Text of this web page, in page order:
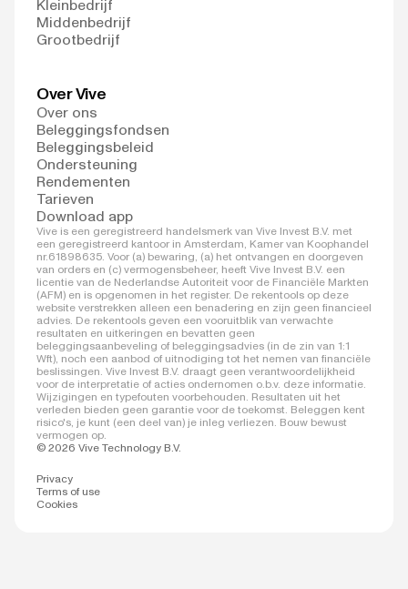
Kleinbedrijf
Middenbedrijf
Grootbedrijf
Over Vive
Over ons
Beleggingsfondsen
Beleggingsbeleid
Ondersteuning
Rendementen
Tarieven
Download app
Vive is een geregistreerd handelsmerk van Vive Invest B.V. met
een geregistreerd kantoor in Amsterdam, Kamer van Koophandel
nr.61898635. Voor (a) bewaring, (a) het ontvangen en doorgeven
van orders en (c) vermogensbeheer, heeft Vive Invest B.V. een
licentie van de Nederlandse Autoriteit voor de Financiële Markten
(AFM) en is opgenomen in het register. De rekentools op deze
website verstrekken alleen een benadering en zijn geen financieel
advies. De rekentools geven een vooruitblik van verwachte
resultaten en uitkeringen en bevatten geen
beleggingsaanbeveling of beleggingsadvies (in de zin van 1:1
Wft), noch een aanbod of uitnodiging tot het nemen van financiële
beslissingen. Vive Invest B.V. draagt geen verantwoordelijkheid
voor de interpretatie of acties ondernomen o.b.v. deze informatie.
Wijzigingen en typefouten voorbehouden. Resultaten uit het
verleden bieden geen garantie voor de toekomst. Beleggen kent
risico's, je kunt (een deel van) je inleg verliezen. Bouw bewust
vermogen op.
© 2026 Vive Technology B.V.
Privacy
Terms of use
Cookies